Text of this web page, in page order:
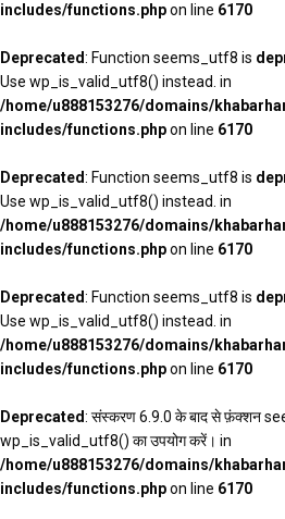
includes/functions.phpon line 6170
Deprecated: Function seems_utf8 is
Use wp_is_valid_utf8() instead. in
/home/u888153276/domains/
includes/functions.phpon line 6170
Deprecated: Function seems_utf8 is
Use wp_is_valid_utf8() instead. in
/home/u888153276/domains/
includes/functions.phpon line 6170
Deprecated: Function seems_utf8 is
Use wp_is_valid_utf8() instead. in
/home/u888153276/domains/
includes/functions.phpon line 6170
Deprecated: संस्करण 6.9.0 के बाद से फ़ंक्शन
wp_is_valid_utf8() का उपयोग करें। in
/home/u888153276/domains/
includes/functions.phpon line 6170